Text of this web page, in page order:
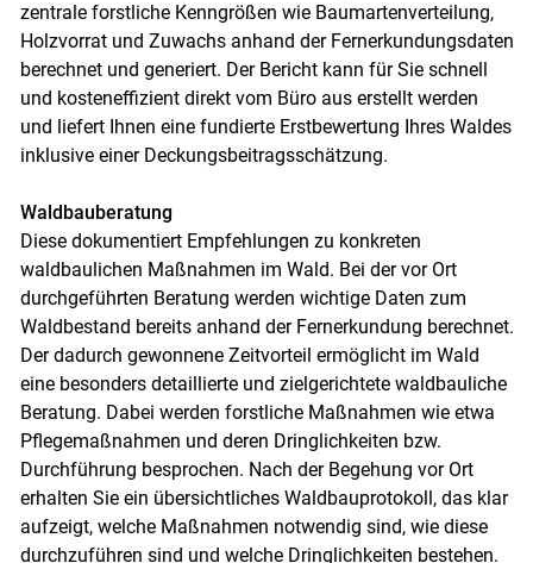
zentrale forstliche Kenngrößen wie Baumartenverteilung,
Holzvorrat und Zuwachs anhand der Fernerkundungsdaten
berechnet und generiert. Der Bericht kann für Sie schnell
und kosteneffizient direkt vom Büro aus erstellt werden
und liefert Ihnen eine fundierte Erstbewertung Ihres Waldes
inklusive einer Deckungsbeitragsschätzung.
Waldbauberatung
Diese dokumentiert Empfehlungen zu konkreten
waldbaulichen Maßnahmen im Wald. Bei der vor Ort
durchgeführten Beratung werden wichtige Daten zum
Waldbestand bereits anhand der Fernerkundung berechnet.
Der dadurch gewonnene Zeitvorteil ermöglicht im Wald
eine besonders detaillierte und zielgerichtete waldbauliche
Beratung. Dabei werden forstliche Maßnahmen wie etwa
Pflegemaßnahmen und deren Dringlichkeiten bzw.
Durchführung besprochen. Nach der Begehung vor Ort
erhalten Sie ein übersichtliches Waldbauprotokoll, das klar
aufzeigt, welche Maßnahmen notwendig sind, wie diese
durchzuführen sind und welche Dringlichkeiten bestehen.